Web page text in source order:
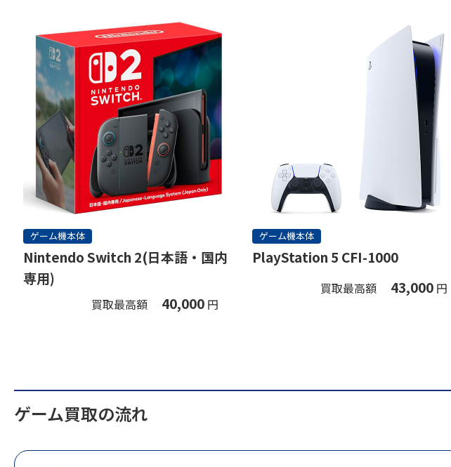
ゲーム機本体
Nintendo Switch 2(日本語・国内
専用)
買取最高額 40,000 円
ゲーム機本体
PlayStation 5 CFI-1000
買取最高額 43,000 円
ゲーム買取の流れ